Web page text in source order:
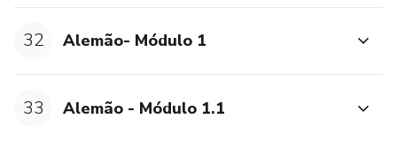
32 Alemão- Módulo 1
33 Alemão - Módulo 1.1